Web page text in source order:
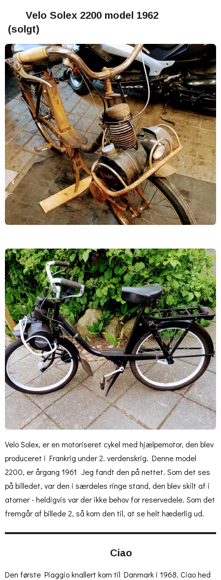
Velo Solex 2200 model 1962
(solgt)
Velo Solex, er en motoriseret cykel med hjælpemotor, den blev
produceret i Frankrig under 2. verdenskrig. Denne model
2200, er årgang 1961 Jeg fandt den på nettet. Som det ses
på billedet, var den i særdeles ringe stand, den blev skilt af i
atomer - heldigvis var der ikke behov for reservedele. Som det
fremgår af billede 2, så kom den til, at se helt hæderlig ud.
Ciao
Den første Piaggio knallert kom til Danmark i 1968. Ciao hed